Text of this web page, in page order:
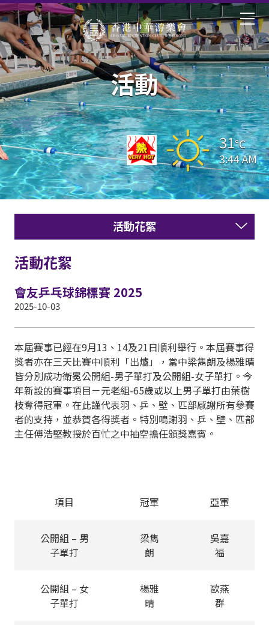
31°C
3:44 AM
活動
活動花絮
活動花絮
會友乒乓球錦標賽 2025
2025-10-03
本屆賽事已經在9月13、14及21日順利舉行。本屆賽事得
獎者亦在三天比賽中順利「出爐」，當中梁雋朗及楊雅晴
皆分別成功衛冕公開組-男子單打及公開組-女子單打。今
年新設的賽事項目－元老組-65歲或以上男子單打由葉樹
枝奪得冠軍。在此謹代表羽、乒、壁、匹部感謝所有參賽
者的支持，並恭賀各得獎者。特別鳴謝羽、乒、壁、匹部
主任傅浩堅教授於百忙之中抽空擔任頒獎嘉賓。
項目 冠軍 亞軍
公開組 – 男
子單打
梁雋
朗
吳嘉
福
公開組 – 女
子單打
楊雅
晴
歐燕
群